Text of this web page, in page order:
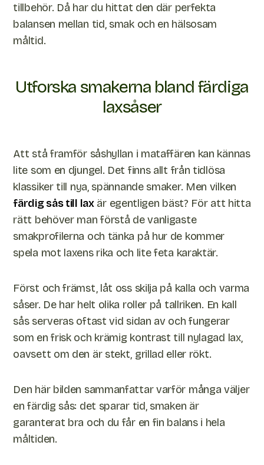
tillbehör. Då har du hittat den där perfekta
balansen mellan tid, smak och en hälsosam
måltid.
Utforska smakerna bland färdiga
laxsåser
Att stå framför såshyllan i mataffären kan kännas
lite som en djungel. Det finns allt från tidlösa
klassiker till nya, spännande smaker. Men vilken
färdig sås till laxär egentligen bäst? För att hitta
rätt behöver man förstå de vanligaste
smakprofilerna och tänka på hur de kommer
spela mot laxens rika och lite feta karaktär.
Först och främst, låt oss skilja på kalla och varma
såser. De har helt olika roller på tallriken. En kall
sås serveras oftast vid sidan av och fungerar
som en frisk och krämig kontrast till nylagad lax,
oavsett om den är stekt, grillad eller rökt.
Den här bilden sammanfattar varför många väljer
en färdig sås: det sparar tid, smaken är
garanterat bra och du får en fin balans i hela
måltiden.